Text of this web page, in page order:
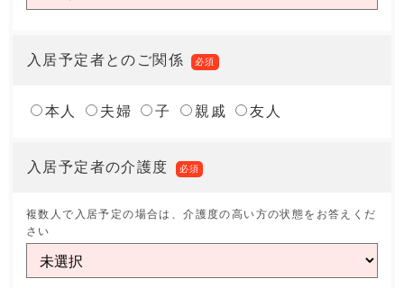
入居予定者とのご関係 必須
本人 夫婦 子 親戚 友人
入居予定者の介護度 必須
複数人で入居予定の場合は、介護度の高い方の状態をお答えくだ
さい